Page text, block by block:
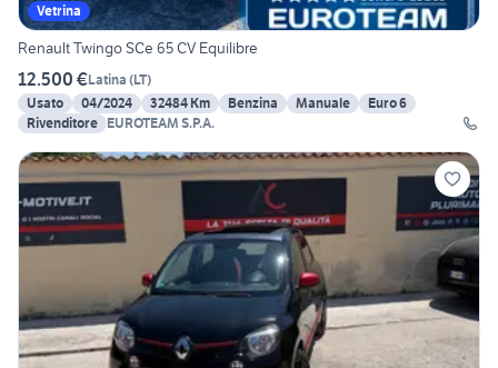
Vetrina
Renault Twingo SCe 65 CV Equilibre
12.500 €Latina (LT)
Usato
04/2024 32484 Km Benzina Manuale
Euro 6
Rivenditore EUROTEAM S.P.A.